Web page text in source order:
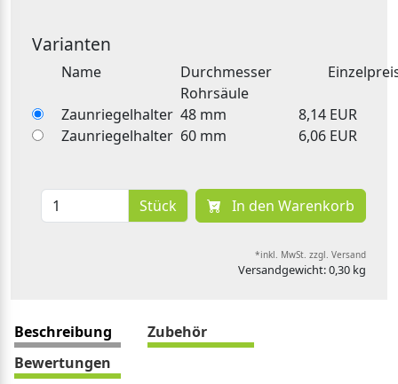
Varianten
Name
Durchmesser
Rohrsäule
Zaunriegelhalter 48 mm
8,14 EUR
Zaunriegelhalter 60 mm 6,06 EUR
Stück In den Warenkorb
*inkl. MwSt. zzgl. Versand
Versandgewicht: 0,30 kg
Beschreibung
Zubehör
Bewertungen